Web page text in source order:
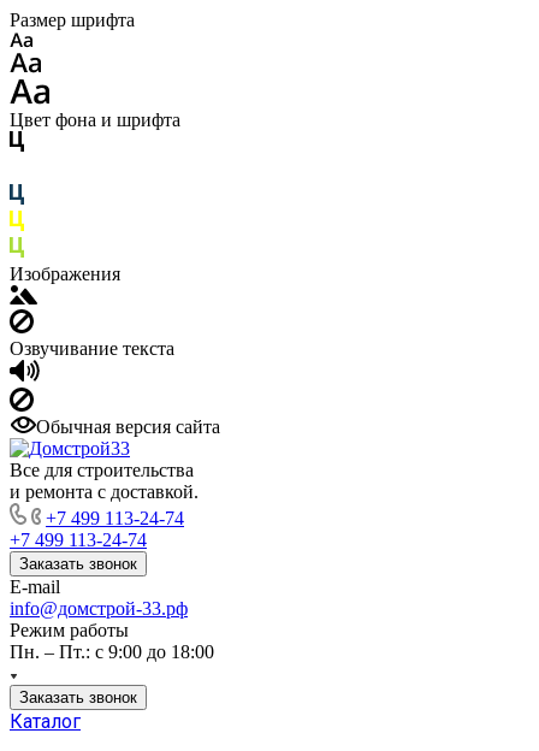
Размер шрифта
Цвет фона и шрифта
Изображения
Озвучивание текста
Обычная версия сайта
Все для строительства
и ремонта с доставкой.
+7 499 113-24-74
+7 499 113-24-74
Заказать звонок
E-mail
info@домстрой-33.рф
Режим работы
Пн. – Пт.: с 9:00 до 18:00
Заказать звонок
Каталог